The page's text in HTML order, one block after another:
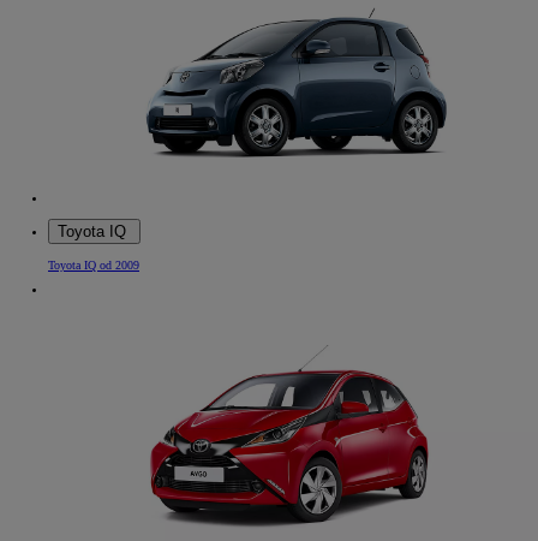
Toyota IQ
Toyota IQ od 2009